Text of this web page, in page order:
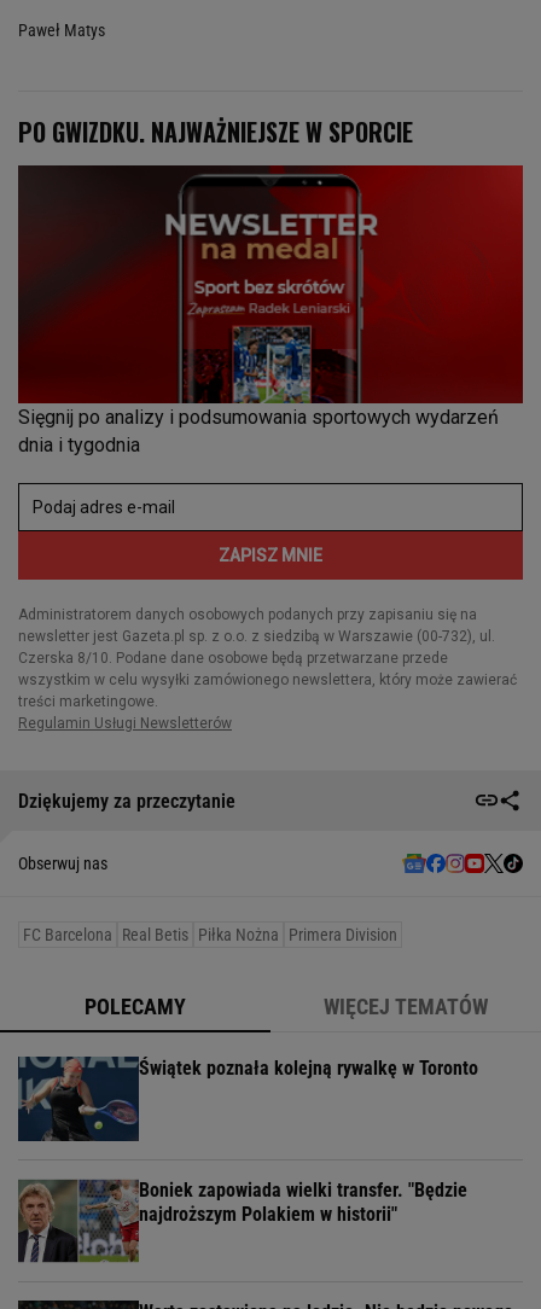
Paweł Matys
Dziękujemy za przeczytanie
Obserwuj nas
FC Barcelona Real Betis Piłka Nożna Primera Division
POLECAMY WIĘCEJ TEMATÓW
Świątek poznała kolejną rywalkę w Toronto
Boniek zapowiada wielki transfer. "Będzie
najdroższym Polakiem w historii"